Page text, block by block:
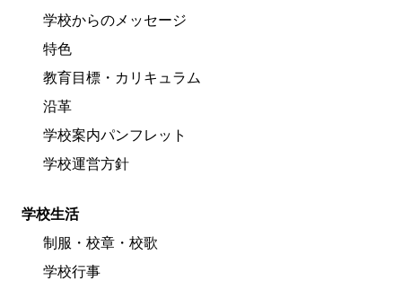
学校からのメッセージ
特色
教育目標・カリキュラム
沿革
学校案内パンフレット
学校運営方針
学校生活
制服・校章・校歌
学校行事